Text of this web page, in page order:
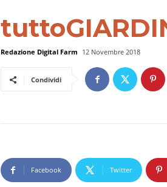
Redazione Digital Farm 12 Novembre 2018
Condividi
Facebook Twitter